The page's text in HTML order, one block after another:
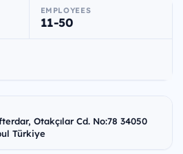
EMPLOYEES
11-50
Otakçılar Cd. No:78 34050
Türkiye